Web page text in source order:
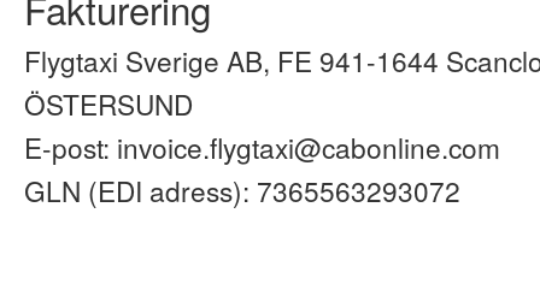
Flygtaxi Sverige AB, FE 941-1644
ÖSTERSUND
E-post: invoice.flygtaxi@cabonline.com
GLN (EDI adress): 7365563293072